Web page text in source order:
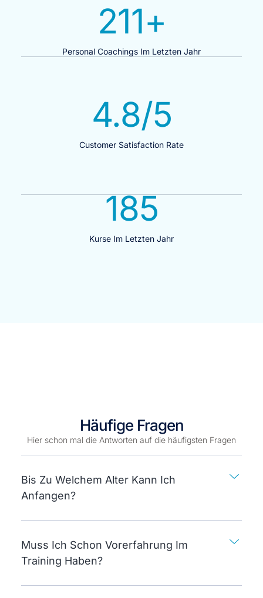
Personal Coachings Im Letzten Jahr
211+
Customer Satisfaction Rate
4.8/5
Kurse Im Letzten Jahr
185
Häufige Fragen
Hier schon mal die Antworten auf die häufigsten Fragen
Bis Zu Welchem Alter Kann Ich
Anfangen?
Muss Ich Schon Vorerfahrung Im
Training Haben?